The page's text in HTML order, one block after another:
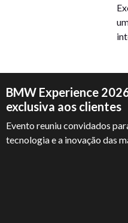
BMW Experience
exclusiva aos clientes
Evento reuniu convidados
tecnologia e a inovação das